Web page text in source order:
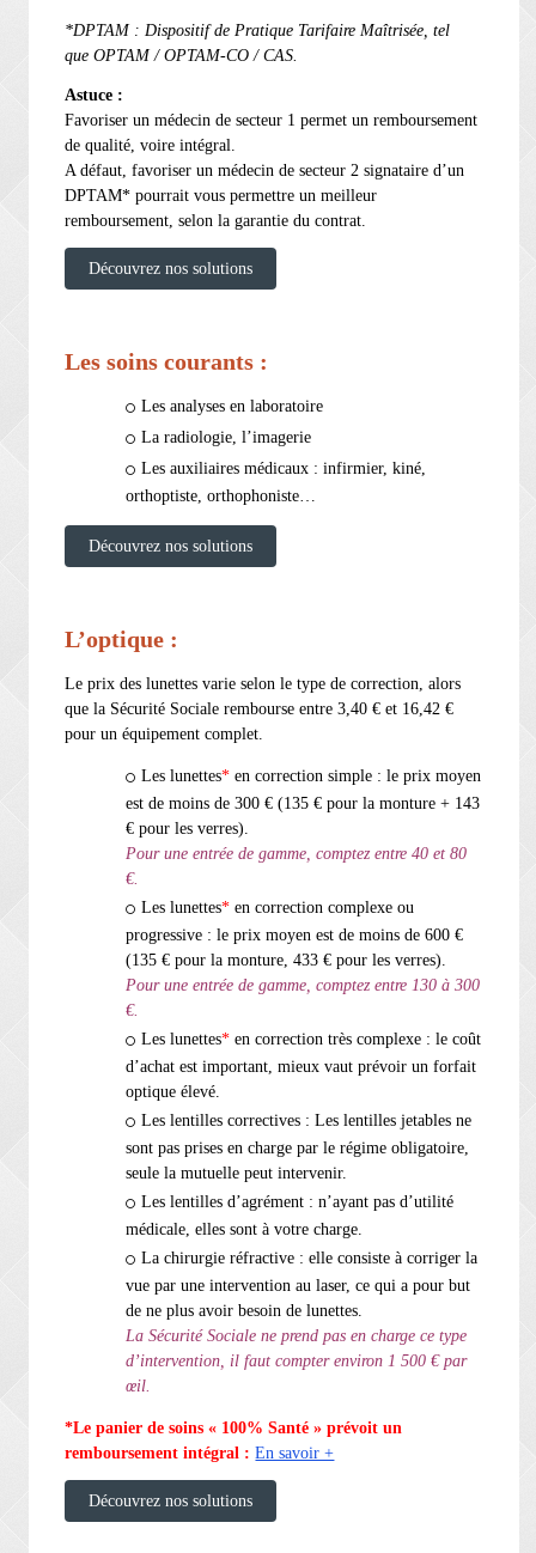
*DPTAM : Dispositif de Pratique Tarifaire Maîtrisée, tel
que OPTAM / OPTAM-CO / CAS.
Astuce :
Favoriser un médecin de secteur 1 permet un remboursement
de qualité, voire intégral.
A défaut, favoriser un médecin de secteur 2 signataire d’un
DPTAM* pourrait vous permettre un meilleur
remboursement, selon la garantie du contrat.
Découvrez nos solutions
Les soins courants :
Les analyses en laboratoire
La radiologie, l’imagerie
Les auxiliaires médicaux : infirmier, kiné,
orthoptiste, orthophoniste…
Découvrez nos solutions
L’optique :
Le prix des lunettes varie selon le type de correction, alors
que la Sécurité Sociale rembourse entre 3,40 € et 16,42 €
pour un équipement complet.
Les lunettes* en correction simple : le prix moyen
est de moins de 300 € (135 € pour la monture + 143
€ pour les verres).
Pour une entrée de gamme, comptez entre 40 et 80
€.
Les lunettes* en correction complexe ou
progressive : le prix moyen est de moins de 600 €
(135 € pour la monture, 433 € pour les verres).
Pour une entrée de gamme, comptez entre 130 à 300
€.
Les lunettes* en correction très complexe : le coût
d’achat est important, mieux vaut prévoir un forfait
optique élevé.
Les lentilles correctives : Les lentilles jetables ne
sont pas prises en charge par le régime obligatoire,
seule la mutuelle peut intervenir.
Les lentilles d’agrément : n’ayant pas d’utilité
médicale, elles sont à votre charge.
La chirurgie réfractive : elle consiste à corriger la
vue par une intervention au laser, ce qui a pour but
de ne plus avoir besoin de lunettes.
La Sécurité Sociale ne prend pas en charge ce type
d’intervention, il faut compter environ 1 500 € par
œil.
*Le panier de soins « 100% Santé » prévoit un
remboursement intégral : En savoir +
Découvrez nos solutions